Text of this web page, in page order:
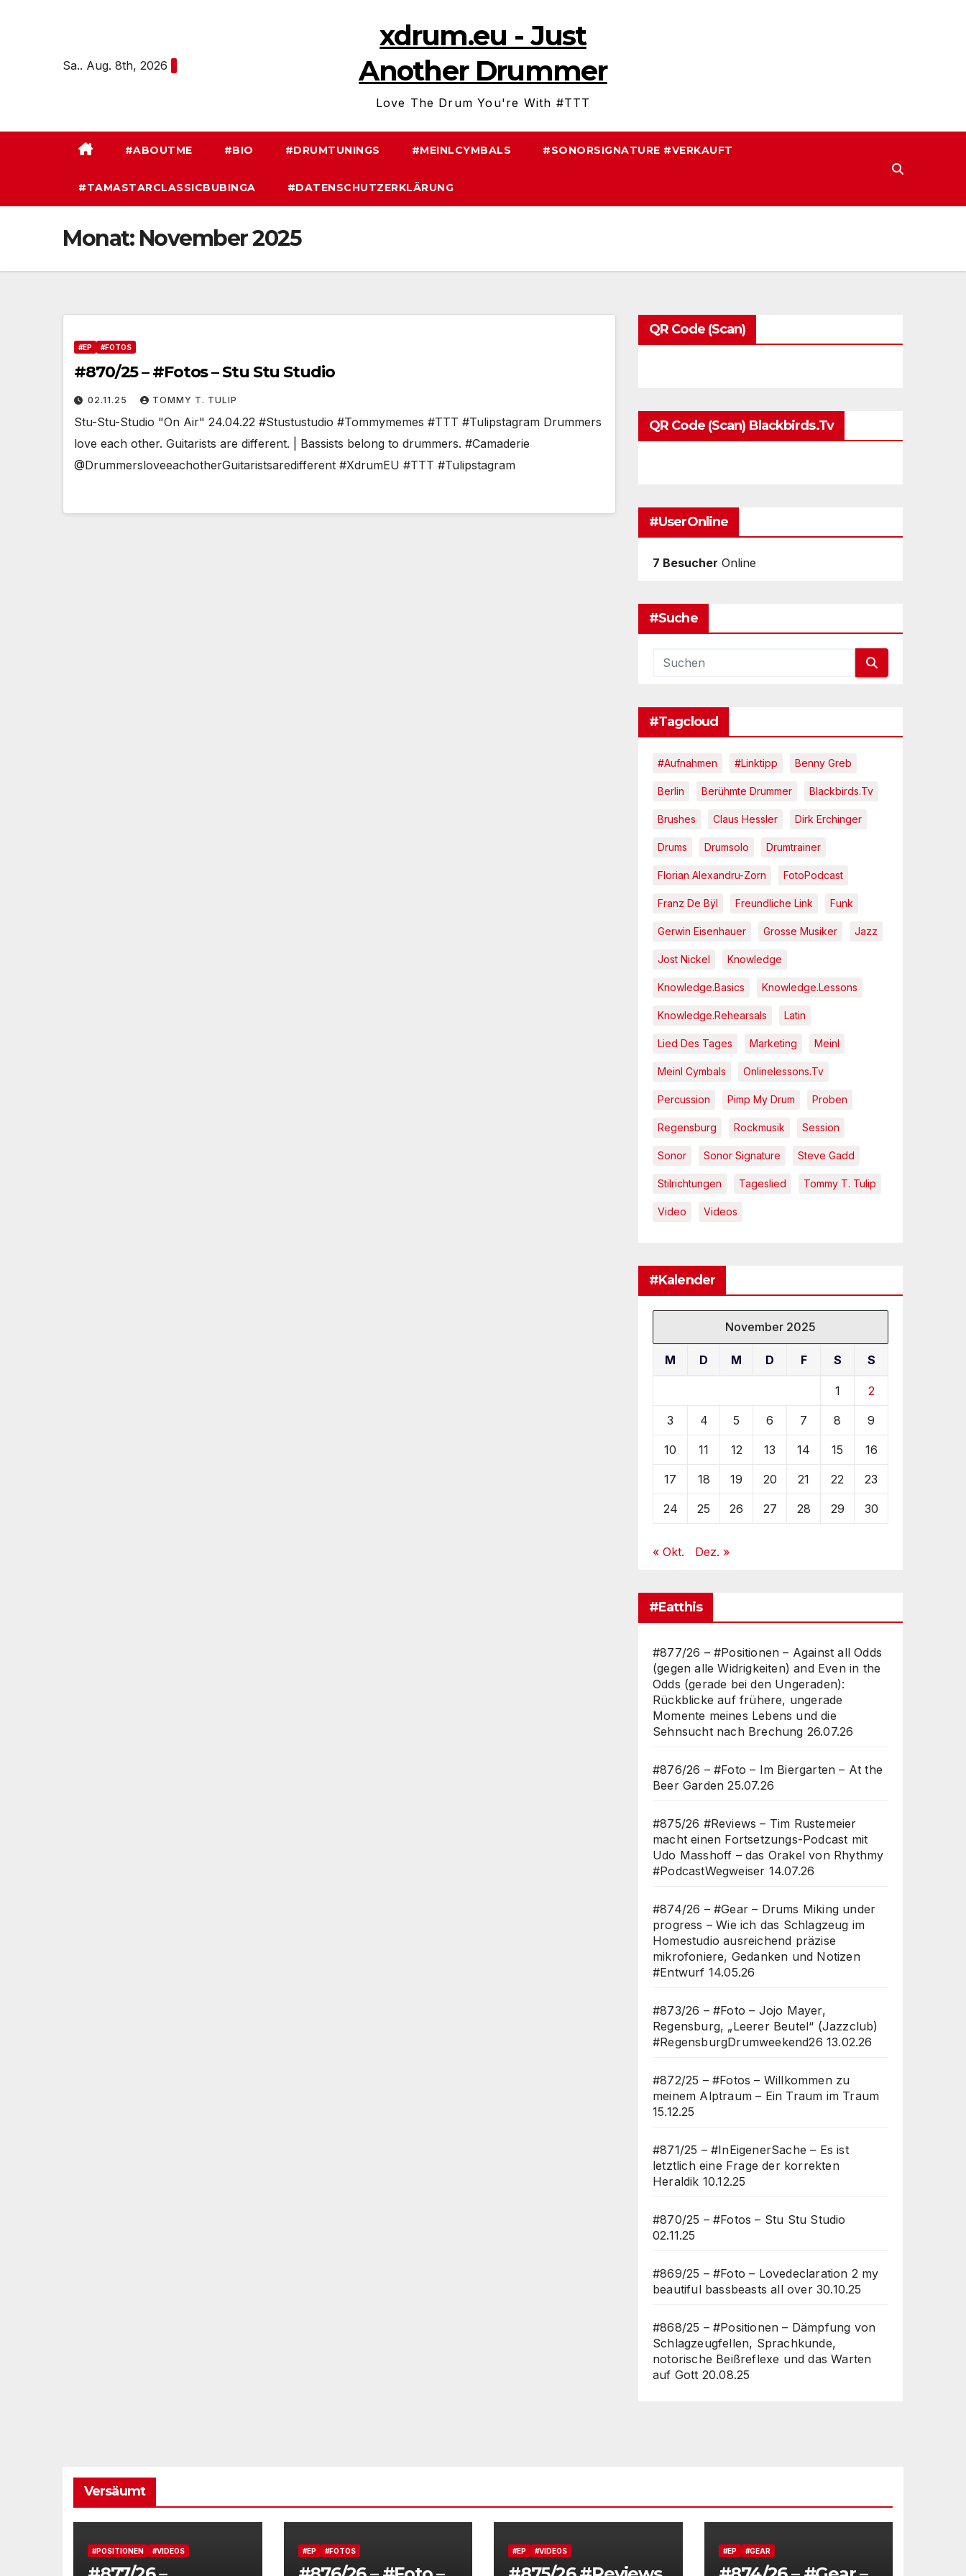
Sa.. Aug. 8th, 2026
xdrum.eu - Just
Another Drummer
Love The Drum You're With #TTT
#ABOUTME #BIO #DRUMTUNINGS #MEINLCYMBALS #SONORSIGNATURE #VERKAUFT
#TAMASTARCLASSICBUBINGA #DATENSCHUTZERKLÄRUNG
Monat: November 2025
#EP #FOTOS
#870/25 – #Fotos – Stu Stu Studio
02.11.25 TOMMY T. TULIP
Stu-Stu-Studio "On Air" 24.04.22 #Stustustudio #Tommymemes #TTT #Tulipstagram Drummers
love each other. Guitarists are different. | Bassists belong to drummers. #Camaderie
@DrummersloveeachotherGuitaristsaredifferent #XdrumEU #TTT #Tulipstagram
QR Code (Scan)
QR Code (Scan) Blackbirds.tv
#UserOnline
7 Besucher Online
#Suche
#Tagcloud
#Aufnahmen #Linktipp Benny Greb
Berlin Berühmte Drummer Blackbirds.tv
Brushes Claus Hessler Dirk Erchinger
Drums Drumsolo Drumtrainer
Florian Alexandru-Zorn FotoPodcast
Franz De Bÿl Freundliche Link Funk
Gerwin Eisenhauer Grosse Musiker Jazz
Jost Nickel Knowledge
Knowledge.Basics Knowledge.Lessons
Knowledge.Rehearsals Latin
Lied Des Tages Marketing Meinl
Meinl Cymbals Onlinelessons.tv
Percussion Pimp My Drum Proben
Regensburg Rockmusik Session
Sonor Sonor Signature Steve Gadd
Stilrichtungen Tageslied Tommy T. Tulip
Video Videos
#Kalender
November 2025
M D M D F S S
1 2
3 4 5 6 7 8 9
10 11 12 13 14 15 16
17 18 19 20 21 22 23
24 25 26 27 28 29 30
« Okt. Dez. »
#Eatthis
#877/26 – #Positionen – Against all Odds
(gegen alle Widrigkeiten) and Even in the
Odds (gerade bei den Ungeraden):
Rückblicke auf frühere, ungerade
Momente meines Lebens und die
Sehnsucht nach Brechung 26.07.26
#876/26 – #Foto – Im Biergarten – At the
Beer Garden 25.07.26
#875/26 #Reviews – Tim Rustemeier
macht einen Fortsetzungs-Podcast mit
Udo Masshoff – das Orakel von Rhythmy
#PodcastWegweiser 14.07.26
#874/26 – #Gear – Drums Miking under
progress – Wie ich das Schlagzeug im
Homestudio ausreichend präzise
mikrofoniere, Gedanken und Notizen
#Entwurf 14.05.26
#873/26 – #Foto – Jojo Mayer,
Regensburg, „Leerer Beutel“ (Jazzclub)
#RegensburgDrumweekend26 13.02.26
#872/25 – #Fotos – Willkommen zu
meinem Alptraum – Ein Traum im Traum
15.12.25
#871/25 – #InEigenerSache – Es ist
letztlich eine Frage der korrekten
Heraldik 10.12.25
#870/25 – #Fotos – Stu Stu Studio
02.11.25
#869/25 – #Foto – Lovedeclaration 2 my
beautiful bassbeasts all over 30.10.25
#868/25 – #Positionen – Dämpfung von
Schlagzeugfellen, Sprachkunde,
notorische Beißreflexe und das Warten
auf Gott 20.08.25
Versäumt
#POSITIONEN #VIDEOS #EP #FOTOS #EP #VIDEOS #EP #GEAR